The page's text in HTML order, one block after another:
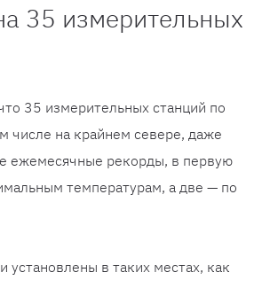
35 измерительных
35 измерительных станций по
числе на крайнем севере, даже
ежемесячные рекорды, в первую
температурам, а две — по
установлены в таких местах, как